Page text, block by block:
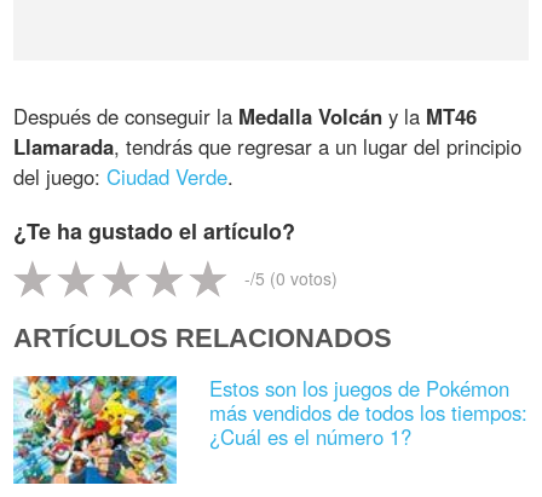
Después de conseguir la Medalla Volcán y la MT46
Llamarada, tendrás que regresar a un lugar del principio
del juego:Ciudad Verde.
¿Te ha gustado el artículo?
-/5 (0 votos)
ARTÍCULOS RELACIONADOS
Estos son los juegos de Pokémon
más vendidos de todos los tiempos:
¿Cuál es el número 1?